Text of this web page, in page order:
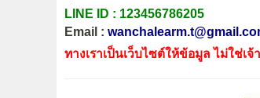
LINE ID : 123456786205
Email :
ทางเราเป็นเว็บไซต์ให้ข้อมูล ไม่ใช่เ